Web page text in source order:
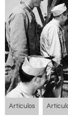
Artículos